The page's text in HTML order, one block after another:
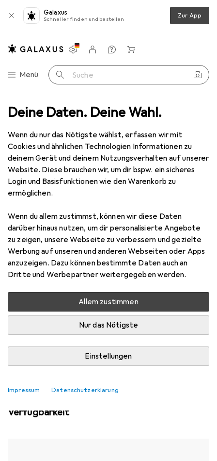
Deine Daten. Deine Wahl.
Wenn du nur das Nötigste wählst, erfassen wir mit
Cookies und ähnlichen Technologien Informationen zu
deinem Gerät und deinem Nutzungsverhalten auf unserer
Website. Diese brauchen wir, um dir bspw. ein sicheres
Login und Basisfunktionen wie den Warenkorb zu
ermöglichen.
Wenn du allem zustimmst, können wir diese Daten
darüber hinaus nutzen, um dir personalisierte Angebote
zu zeigen, unsere Webseite zu verbessern und gezielte
Werbung auf unseren und anderen Webseiten oder Apps
anzuzeigen. Dazu können bestimmte Daten auch an
Dritte und Werbepartner weitergegeben werden.
Allem zustimmen
Nur das Nötigste
Einstellungen
Impressum Datenschutzerklärung
Galaxus
Schneller finden und bestellen Zur App
Navigation nach Kategorien
Menü Suche
Einstellungen
Kundenkonto
Vergleichslisten
Merklisten
Warenkorb
Smartphone Schutz Smartphone Hülle Apple Silikon Case
3 Bilder
Apple Silikon Case
Apple iPhone XS Max
Bewertungen Marke
Mehr von Apple
Aktuell nicht lieferbar
Benachrichtigen, wenn lieferbar
Vergleichen Merken
Verfügbarkeit